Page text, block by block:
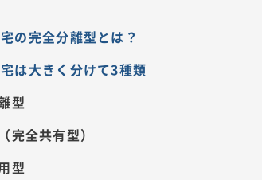
の完全分離型とは？
は大きく分けて3種類
型
完全共有型）
型